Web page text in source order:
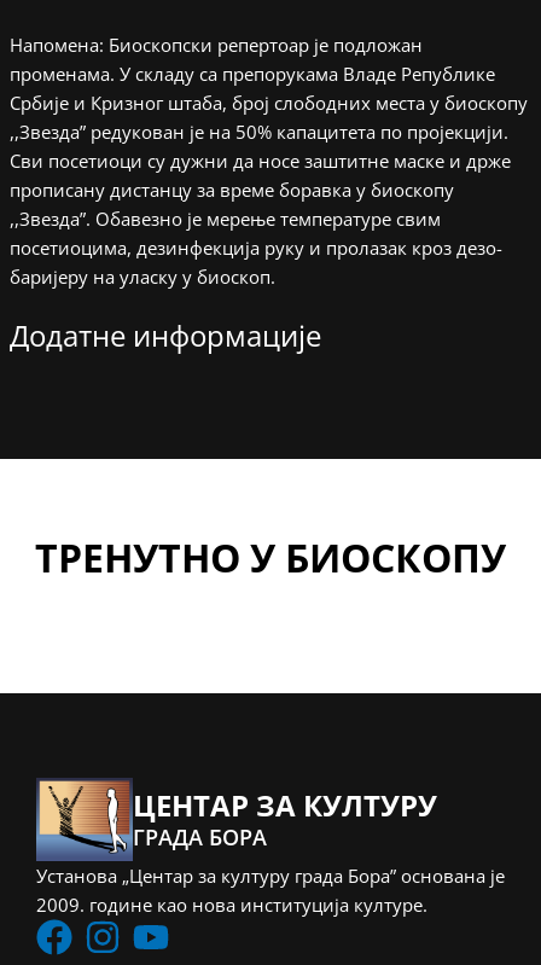
Напомена: Биоскопски репертоар је подложан
променама. У складу са препорукама Владе Републике
Србије и Кризног штаба, број слободних места у биоскопу
,,Звезда” редукован је на 50% капацитета по пројекцији.
Сви посетиоци су дужни да носе заштитне маске и држе
прописану дистанцу за време боравка у биоскопу
,,Звезда”. Обавезно је мерење температуре свим
посетиоцима, дезинфекција руку и пролазак кроз дезо-
баријеру на уласку у биоскоп.
Додатне информације
ТРЕНУТНО У БИОСКОПУ
ЦЕНТАР ЗА КУЛТУРУ
ГРАДА БОРА
Установа „Центар за културу града Бора” основана је
2009. године као нова институција културе.